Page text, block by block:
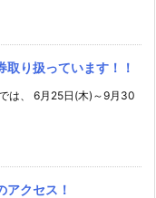
り扱っています！！
は、 6月25日(木)～9月30
アクセス！